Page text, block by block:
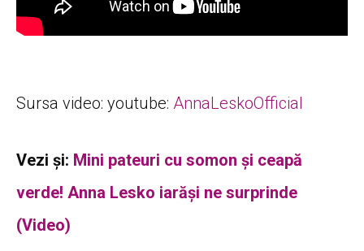
Sursa video: youtube: AnnaLeskoOfficial
Vezi și: Mini pateuri cu somon și ceapă
verde! Anna Lesko iarăși ne surprinde
(Video)